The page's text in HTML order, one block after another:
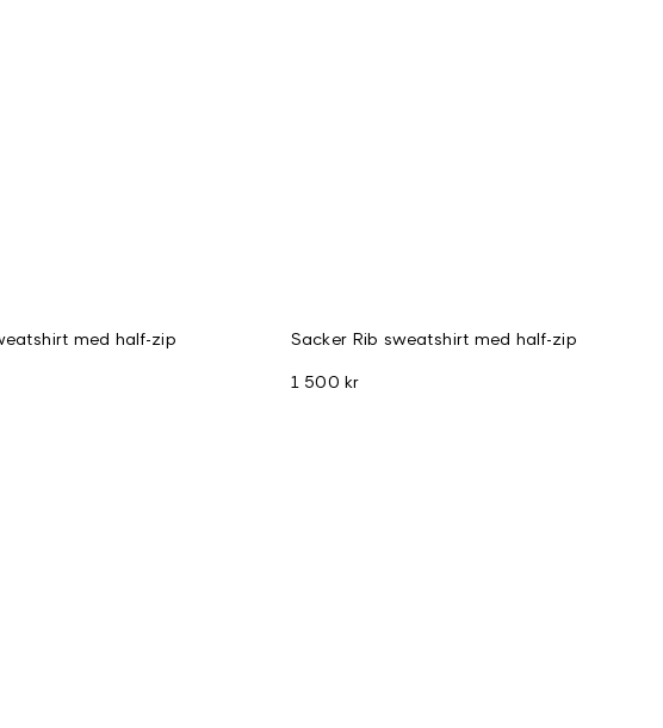
med half-zip Sacker Rib sweatshirt med half-zip
1 500 kr